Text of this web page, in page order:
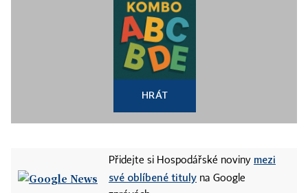
HRÁT
Přidejte si Hospodářské noviny mezi
své oblíbené tituly na Google